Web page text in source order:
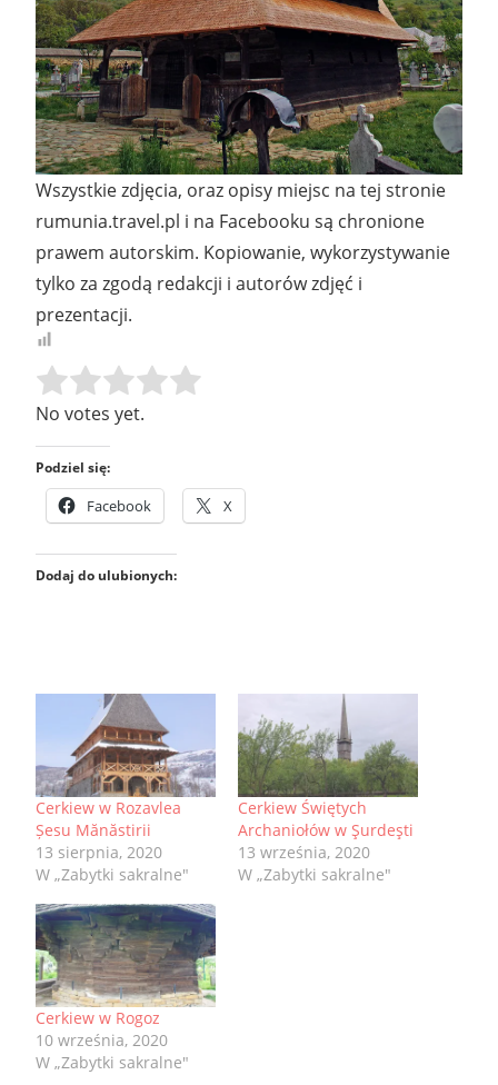
Wszystkie zdjęcia, oraz opisy miejsc na tej stronie
rumunia.travel.pl i na Facebooku są chronione
prawem autorskim. Kopiowanie, wykorzystywanie
tylko za zgodą redakcji i autorów zdjęć i
prezentacji.
Rate this item:
No votes yet.
Podziel się:
Facebook X
Dodaj do ulubionych:
Cerkiew w Rozavlea
Șesu Mănăstirii
13 sierpnia, 2020
W „Zabytki sakralne"
Cerkiew Świętych
Archaniołów w Şurdeşti
13 września, 2020
W „Zabytki sakralne"
Cerkiew w Rogoz
10 września, 2020
W „Zabytki sakralne"